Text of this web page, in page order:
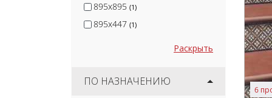
895x895 (1)
895x447 (1)
Раскрыть
ПО НАЗНАЧЕНИЮ
6